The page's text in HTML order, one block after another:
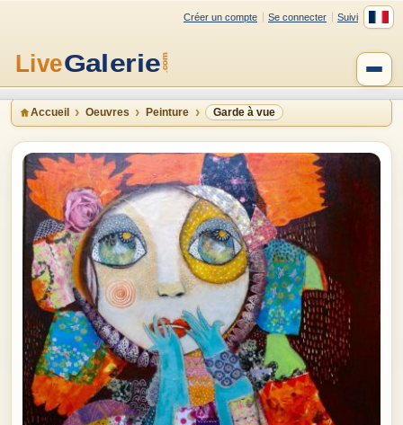
Créer un compte Se connecter Suivi
Accueil Oeuvres Peinture Garde à vue